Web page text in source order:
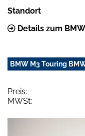
Standort
Details zum
BMW M3 Touring
Preis:
MWSt: